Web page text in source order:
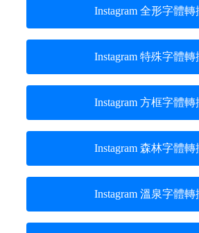
Instagram 全形字體轉
Instagram 特殊字體轉
Instagram 方框字體轉
Instagram 森林字體轉
Instagram 溫泉字體轉